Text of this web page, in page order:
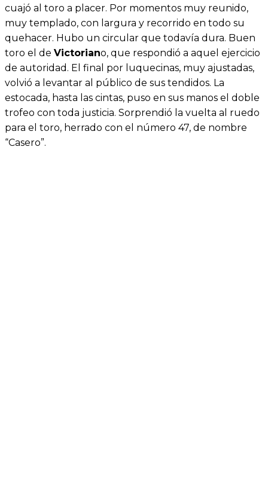
cuajó al toro a placer. Por momentos muy reunido,
muy templado, con largura y recorrido en todo su
quehacer. Hubo un circular que todavía dura. Buen
toro el de Victoriano, que respondió a aquel ejercicio
de autoridad. El final por luquecinas, muy ajustadas,
volvió a levantar al público de sus tendidos. La
estocada, hasta las cintas, puso en sus manos el doble
trofeo con toda justicia. Sorprendió la vuelta al ruedo
para el toro, herrado con el número 47, de nombre
“Casero”.